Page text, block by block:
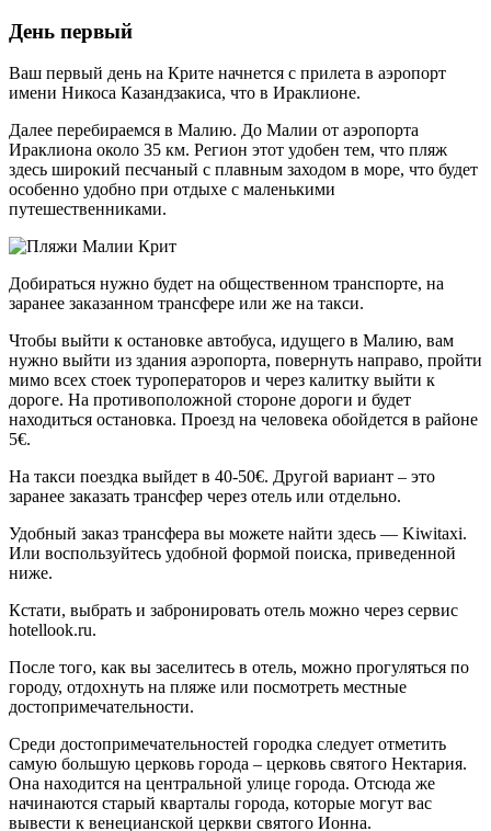
День первый
Ваш первый день на Крите начнется с прилета в аэропорт
имени Никоса Казандзакиса, что в Ираклионе.
Далее перебираемся в Малию. До Малии от аэропорта
Ираклиона около 35 км. Регион этот удобен тем, что пляж
здесь широкий песчаный с плавным заходом в море, что будет
особенно удобно при отдыхе с маленькими
путешественниками.
Добираться нужно будет на общественном транспорте, на
заранее заказанном трансфере или же на такси.
Чтобы выйти к остановке автобуса, идущего в Малию, вам
нужно выйти из здания аэропорта, повернуть направо, пройти
мимо всех стоек туроператоров и через калитку выйти к
дороге. На противоположной стороне дороги и будет
находиться остановка. Проезд на человека обойдется в районе
5€.
На такси поездка выйдет в 40-50€. Другой вариант – это
заранее заказать трансфер через отель или отдельно.
Удобный заказ трансфера вы можете найти здесь — Kiwitaxi.
Или воспользуйтесь удобной формой поиска, приведенной
ниже.
Кстати, выбрать и забронировать отель можно через сервис
hotellook.ru.
После того, как вы заселитесь в отель, можно прогуляться по
городу, отдохнуть на пляже или посмотреть местные
достопримечательности.
Среди достопримечательностей городка следует отметить
самую большую церковь города – церковь святого Нектария.
Она находится на центральной улице города. Отсюда же
начинаются старый кварталы города, которые могут вас
вывести к венецианской церкви святого Ионна.